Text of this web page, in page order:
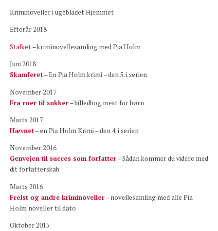
Kriminoveller i ugebladet Hjemmet
Efterår 2018
Stalket– kriminovellesamling med Pia Holm
Juni 2018
Skamferet– En Pia Holm krimi – den 5. i serien
November 2017
Fra roer til sukker– billedbog mest for børn
Marts 2017
Hævnet– en Pia Holm Krimi – den 4. i serien
November 2016
Genvejen til succes som forfatter– Sådan kommer du videre med
dit forfatterskab
Marts 2016
Frelst og andre kriminoveller– novellesamling med alle Pia
Holm noveller til dato
Oktober 2015